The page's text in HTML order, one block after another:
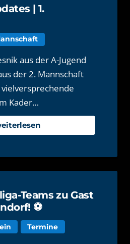
| 1.
aus der A-Jugend
der 2. Mannschaft
Kader…
Teams zu Gast
⚽️
Termine